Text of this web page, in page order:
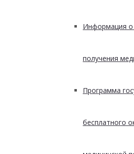
Информация
получения
Программа
бесплатного